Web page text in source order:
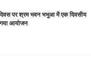
दिवस पर श्रम भवन भभुआ में एक दिवसीय
गया आयोजन